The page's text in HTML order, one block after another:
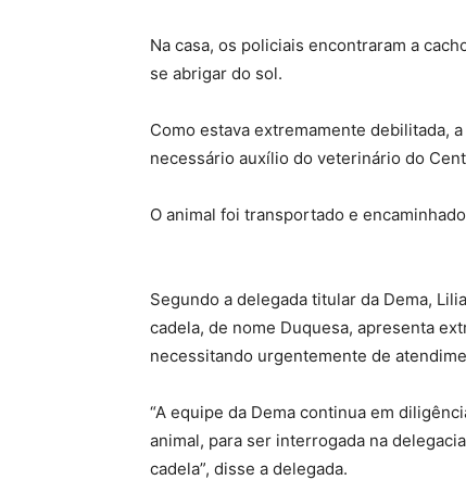
Na casa, os policiais encontraram a
se abrigar do sol.
Como estava extremamente debilitada,
necessário auxílio do veterinário do
O animal foi transportado e
Segundo a delegada titular da Dema,
cadela, de nome Duquesa, apresenta
necessitando urgentemente de
“A equipe da Dema continua em
animal, para ser interrogada na
cadela”, disse a delegada.